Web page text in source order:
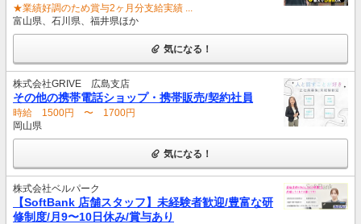
★業績好調のため賞与2ヶ月分支給実績 ...
富山県、石川県、福井県ほか
気になる！
株式会社GRIVE 広島支店
その他の携帯電話ショップ・携帯販売/契約社員
時給 1500円 〜 1700円
岡山県
気になる！
株式会社ベルパーク
【SoftBank 店舗スタッフ】未経験者歓迎/豊富な研
修制度/月9〜10日休み/賞与あり